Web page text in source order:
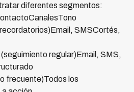
diferentes segmentos:
SMSCortés,
regular)Email, SMS,
frecuente)Todos los